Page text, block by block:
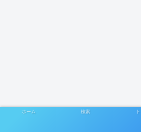
ホーム 検索